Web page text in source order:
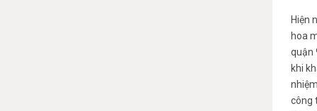
Hiện
hoa
quận
khi
công